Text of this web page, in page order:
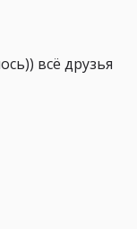
всё друзья